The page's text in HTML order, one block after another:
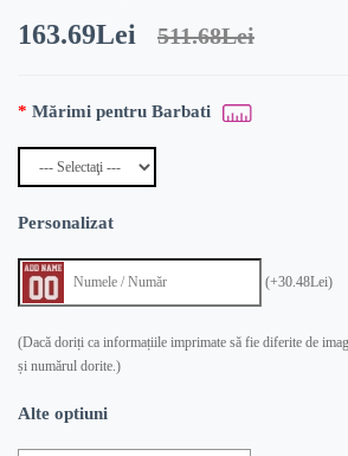
163.69Lei 511.68Lei
Mărimi pentru Barbati
Personalizat
(+30.48Lei)
(Dacă doriți ca informațiile imprimate să fie diferite de
și numărul dorite.)
Alte optiuni